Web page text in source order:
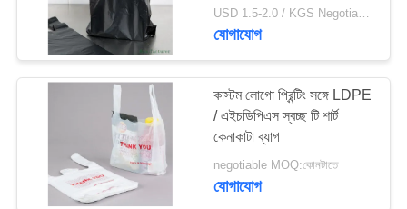
USD 1.5-2.0 / KGS Negotiable MOQ:1000KGS
যোগাযোগ
কাস্টম লোগো প্রিন্টিং সঙ্গে LDPE
/ এইচডিপিএস স্বচ্ছ টি শার্ট
কেনাকাটা ব্যাগ
negotiable MOQ:কোনটাতে
যোগাযোগ